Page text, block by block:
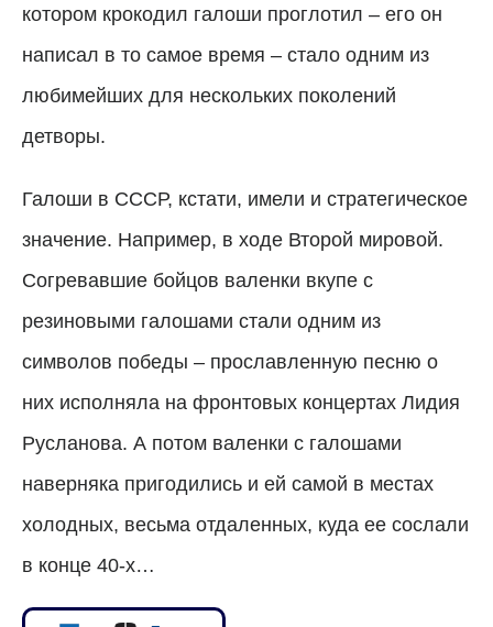
котором крокодил галоши проглотил – его он
написал в то самое время – стало одним из
любимейших для нескольких поколений
детворы.
Галоши в СССР, кстати, имели и стратегическое
значение. Например, в ходе Второй мировой.
Согревавшие бойцов валенки вкупе с
резиновыми галошами стали одним из
символов победы – прославленную песню о
них исполняла на фронтовых концертах Лидия
Русланова. А потом валенки с галошами
наверняка пригодились и ей самой в местах
холодных, весьма отдаленных, куда ее сослали
в конце 40-х…